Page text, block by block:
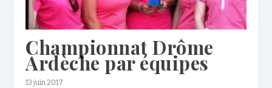
Championnat Drôme
Ardèche par équipes
13 juin 2017